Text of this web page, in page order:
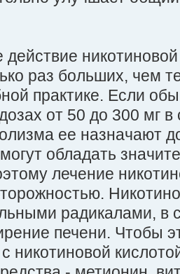
раз больших, чем
практике. Если
от 50 до 300 мг в
ее назначают
обладать
лечение
радикалами, в
печени. Чтобы
никотиновой